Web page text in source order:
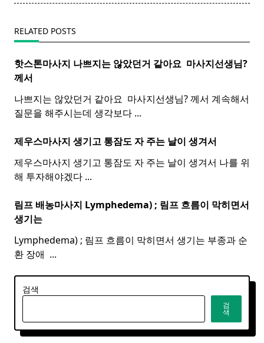
text">Page</span>
RELATED POSTS
핫스톤마사지 나쁘지는 않았던거 같아요 ​ 마사지선생님?
께서
나쁘지는 않았던거 같아요 ​ 마사지선생님? 께서 계속해서
질문을 해주시는데 생각보다 ...
제우스마사지 생기고 통잠도 자 주는 날이 생겨서
제우스마사지 생기고 통잠도 자 주는 날이 생겨서 나를 위
해 투자해야겠다 ...
림프 배농마사지 Lymphedema) ; 림프 흐름이 막히면서
생기는
Lymphedema) ; 림프 흐름이 막히면서 생기는 부종과 순
환 장애 ​ ...
검색
검
색